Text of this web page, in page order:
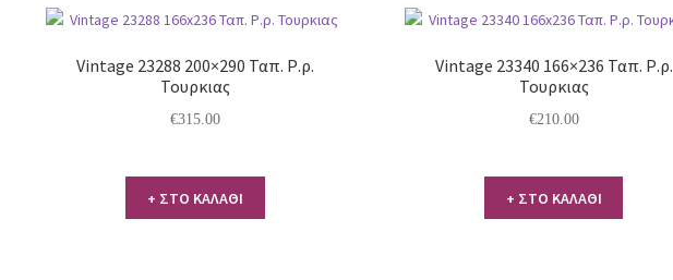
Vintage 23288 200×290 Ταπ. Ρ.ρ.
Τουρκιας
€315.00
+ ΣΤΟ ΚΑΛΑΘΙ
Vintage 23340 166×236 Ταπ. Ρ.ρ.
Τουρκιας
€210.00
+ ΣΤΟ ΚΑΛΑΘΙ